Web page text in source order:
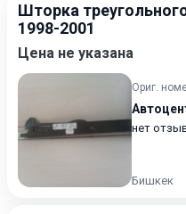
Шторка
1998-2001
Цена не указана
Ориг.
нет
Бишкек